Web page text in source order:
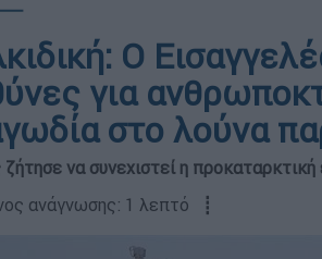
Ο
για
στο λούνα
ζήτησε να συνεχιστεί η
ανάγνωσης: 1 λεπτό ┋